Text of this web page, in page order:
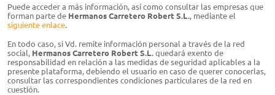
Puede acceder a más información, así como consultar las empresas que
forman parte de Hermanos Carretero Robert S.L., mediante el
siguiente enlace.
En todo caso, si Vd. remite información personal a través de la red
social, Hermanos Carretero Robert S.L.quedará exento de
responsabilidad en relación a las medidas de seguridad aplicables a la
presente plataforma, debiendo el usuario en caso de querer conocerlas,
consultar las correspondientes condiciones particulares de la red en
cuestión.